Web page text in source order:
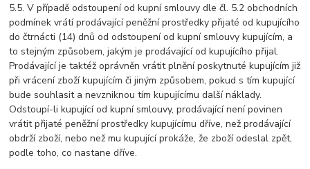
5.5. V případě odstoupení od kupní smlouvy dle čl. 5.2 obchodních
podmínek vrátí prodávající peněžní prostředky přijaté od kupujícího
do čtrnácti (14) dnů od odstoupení od kupní smlouvy kupujícím, a
to stejným způsobem, jakým je prodávající od kupujícího přijal.
Prodávající je taktéž oprávněn vrátit plnění poskytnuté kupujícím již
při vrácení zboží kupujícím či jiným způsobem, pokud s tím kupující
bude souhlasit a nevzniknou tím kupujícímu další náklady.
Odstoupí-li kupující od kupní smlouvy, prodávající není povinen
vrátit přijaté peněžní prostředky kupujícímu dříve, než prodávající
obdrží zboží, nebo než mu kupující prokáže, že zboží odeslal zpět,
podle toho, co nastane dříve.